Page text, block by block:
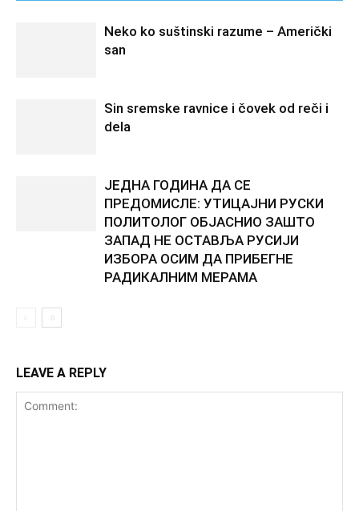
Neko ko suštinski razume – Američki
san
Sin sremske ravnice i čovek od reči i
dela
ЈЕДНА ГОДИНА ДА СЕ
ПРЕДОМИСЛЕ: УТИЦАЈНИ РУСКИ
ПОЛИТОЛОГ ОБЈАСНИО ЗАШТО
ЗАПАД НЕ ОСТАВЉА РУСИЈИ
ИЗБОРА ОСИМ ДА ПРИБЕГНЕ
РАДИКАЛНИМ МЕРАМА
LEAVE A REPLY